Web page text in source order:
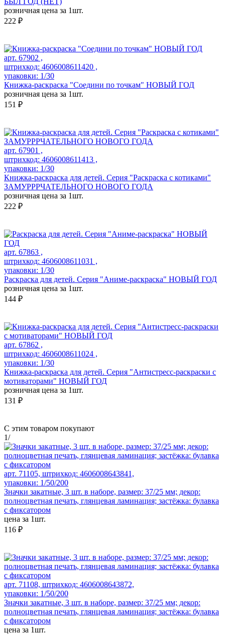
розничная цена за 1шт.
222 ₽
арт. 67902 ,
штрихкод: 4606008611420 ,
упаковки: 1/30
Книжка-раскраска "Соедини по точкам" НОВЫЙ ГОД
розничная цена за 1шт.
151 ₽
арт. 67901 ,
штрихкод: 4606008611413 ,
упаковки: 1/30
Книжка-раскраска для детей. Серия "Раскраска с котиками"
ЗАМУРРРЧАТЕЛЬНОГО НОВОГО ГОДА
розничная цена за 1шт.
222 ₽
арт. 67863 ,
штрихкод: 4606008611031 ,
упаковки: 1/30
Раскраска для детей. Серия "Аниме-раскраска" НОВЫЙ ГОД
розничная цена за 1шт.
144 ₽
арт. 67862 ,
штрихкод: 4606008611024 ,
упаковки: 1/30
Книжка-раскраска для детей. Серия "Антистресс-раскраски с
мотиваторами" НОВЫЙ ГОД
розничная цена за 1шт.
131 ₽
С этим товаром покупают
1/
арт. 71105, штрихкод: 4606008643841,
упаковки: 1/50/200
Значки закатные, 3 шт. в наборе, размер: 37/25 мм; декор:
полноцветная печать, глянцевая ламинация; застёжка: булавка
с фиксатором
цена за 1шт.
116 ₽
арт. 71108, штрихкод: 4606008643872,
упаковки: 1/50/200
Значки закатные, 3 шт. в наборе, размер: 37/25 мм; декор:
полноцветная печать, глянцевая ламинация; застёжка: булавка
с фиксатором
цена за 1шт.